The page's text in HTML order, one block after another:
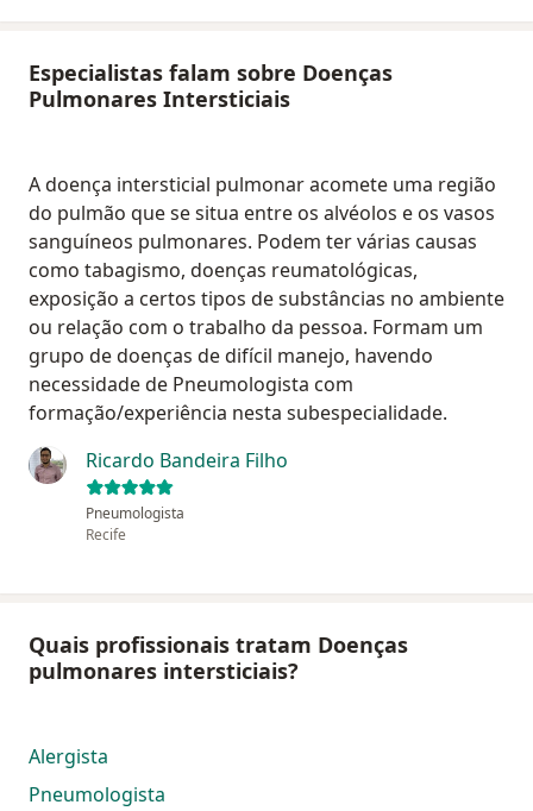
Especialistas falam sobre Doenças
Pulmonares Intersticiais
A doença intersticial pulmonar acomete uma região
do pulmão que se situa entre os alvéolos e os vasos
sanguíneos pulmonares. Podem ter várias causas
como tabagismo, doenças reumatológicas,
exposição a certos tipos de substâncias no ambiente
ou relação com o trabalho da pessoa. Formam um
grupo de doenças de difícil manejo, havendo
necessidade de Pneumologista com
formação/experiência nesta subespecialidade.
Ricardo Bandeira Filho
Pneumologista
Recife
Quais profissionais tratam Doenças
pulmonares intersticiais?
Alergista
Pneumologista